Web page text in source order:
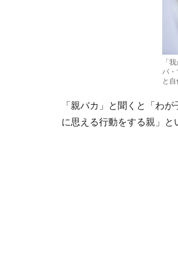
「
パ・
と
「親バカ」と聞くと「わ
に思える行動をする親」と